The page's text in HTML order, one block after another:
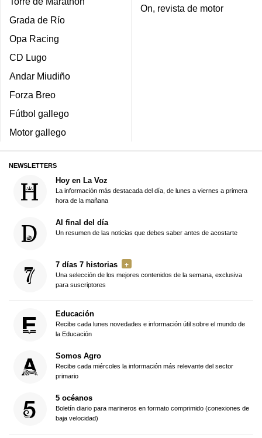
Grada de Río
Opa Racing
CD Lugo
Andar Miudiño
Forza Breo
Fútbol gallego
Motor gallego
On, revista de motor
NEWSLETTERS
Hoy en La Voz
La información más destacada del día, de lunes a viernes a primera
hora de la mañana
Al final del día
Un resumen de las noticias que debes saber antes de acostarte
7 días 7 historias
Una selección de los mejores contenidos de la semana, exclusiva
para suscriptores
Educación
Recibe cada lunes novedades e información útil sobre el mundo de
la Educación
Somos Agro
Recibe cada miércoles la información más relevante del sector
primario
5 océanos
Boletín diario para marineros en formato comprimido (conexiones de
baja velocidad)